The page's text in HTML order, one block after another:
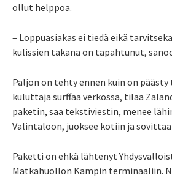
ollut helppoa.
– Loppuasiakas ei tiedä eikä
kulissien takana on tapahtunut,
Paljon on tehty ennen kuin on
kuluttaja surffaa verkossa, tilaa
paketin, saa tekstiviestin, menee
Valintaloon, juoksee kotiin ja
Paketti on ehkä lähtenyt
Matkahuollon Kampin terminaaliin.